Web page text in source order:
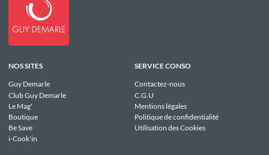
NOS SITES
Guy Demarle
Club Guy Demarle
Le Mag'
Boutique
Be Save
i-Cook'in
SERVICE CONSO
Contactez-nous
C.G.U
Mentions légales
Politique de confidentialité
Utilisation des Cookies